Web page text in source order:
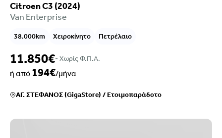
Citroen C3 (2024)
Van Enterprise
38.000km Χειροκίνητο Πετρέλαιο
11.850€- Xωρίς Φ.Π.Α.
ή από 194€/μήνα
ΑΓ. ΣΤΕΦΑΝΟΣ (GigaStore) /Ετοιμοπαράδοτο